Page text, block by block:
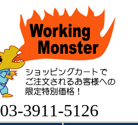
03-3911-5126